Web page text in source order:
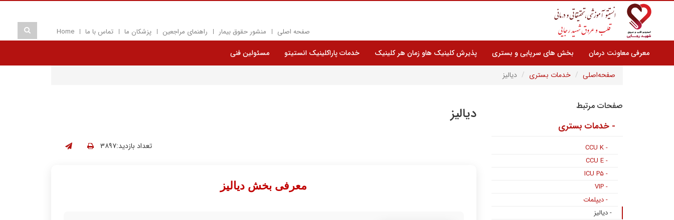
صفحه اصلی منشور حقوق بیمار راهنمای مراجعین پزشکان ما تماس با ما Home
معرفی معاونت درمان بخش های سرپایی و بستری پذیرش کلینیک هاو زمان هر کلینیک خدمات پاراکلینیک انستیتو
مسئولین فنی
صفحه‌اصلی
خدمات بستری دیالیز
دیالیز
تعداد بازدید:۳۸۹۷
معرفی بخش دیالیز
صفحات مرتبط
- خدمات بستری
- CCU K
- CCU E
- ICU P۵
- VIP
- دیپلمات
- دیالیز